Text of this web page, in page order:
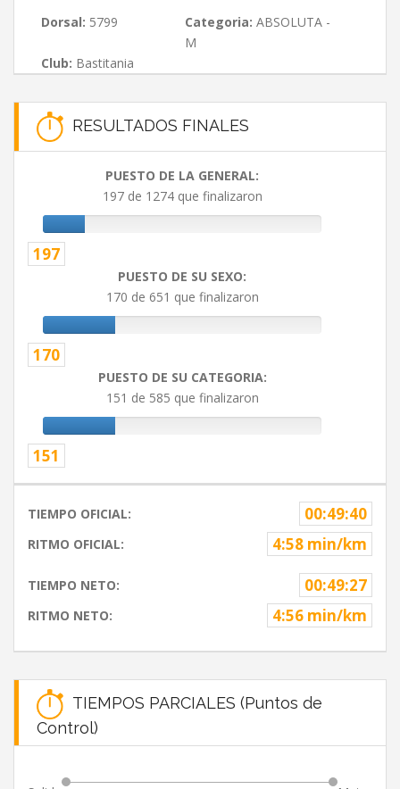
Dorsal: 5799 Categoria: ABSOLUTA -
M
Club: Bastitania
RESULTADOS FINALES
PUESTO DE LA GENERAL:
197 de 1274 que finalizaron
197
PUESTO DE SU SEXO:
170 de 651 que finalizaron
170
PUESTO DE SU CATEGORIA:
151 de 585 que finalizaron
151
TIEMPO OFICIAL: 00:49:40
RITMO OFICIAL: 4:58 min/km
TIEMPO NETO: 00:49:27
RITMO NETO: 4:56 min/km
TIEMPOS PARCIALES (Puntos de
Control)